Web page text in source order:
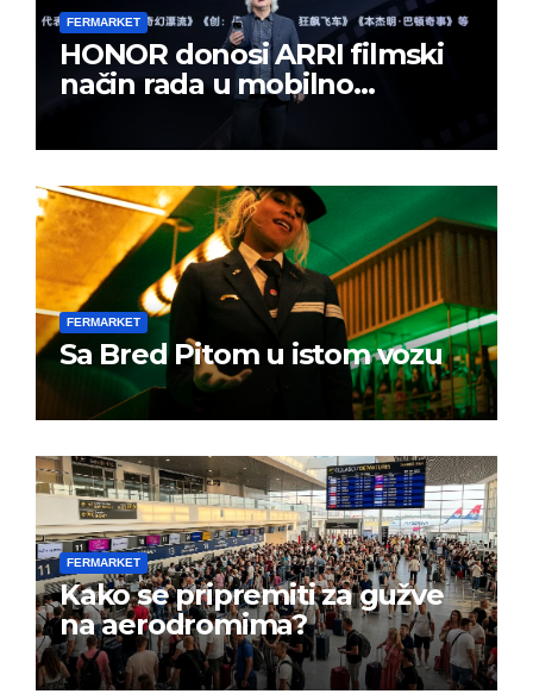
FERMARKET
HONOR donosi ARRI filmski
način rada u mobilno
kreiranje sadržaja
FERMARKET
Sa Bred Pitom u istom vozu
FERMARKET
Kako se pripremiti za gužve
na aerodromima?